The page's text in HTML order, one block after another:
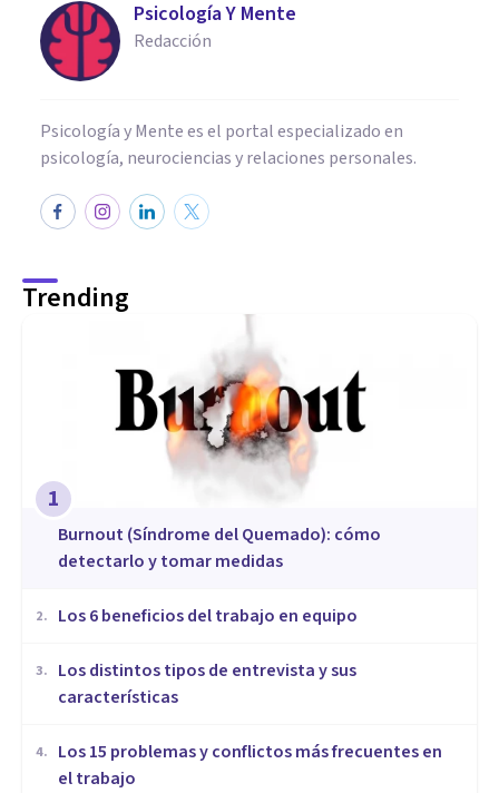
Psicología Y Mente
Redacción
Psicología y Mente es el portal especializado en
psicología, neurociencias y relaciones personales.
Trending
1
Burnout (Síndrome del Quemado): cómo
detectarlo y tomar medidas
2. ​Los 6 beneficios del trabajo en equipo
3.
​Los distintos tipos de entrevista y sus
características
4.
​Los 15 problemas y conflictos más frecuentes en
el trabajo